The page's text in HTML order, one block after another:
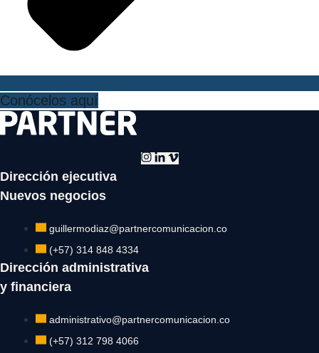
Conócelos aquí
Dirección ejecutiva
Nuevos negocios
guillermodiaz@partnercomunicacion.co
(+57) 314 848 4334
Dirección administrativa
y financiera
administrativo@partnercomunicacion.co
(+57) 312 798 4066